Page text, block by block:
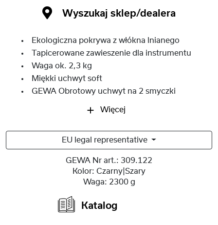
Wyszukaj sklep/dealera
Ekologiczna pokrywa z włókna lnianego
Tapicerowane zawieszenie dla instrumentu
Waga ok. 2,3 kg
Miękki uchwyt soft
GEWA Obrotowy uchwyt na 2 smyczki
Więcej
EU legal representative
GEWA Nr art.: 309.122
Kolor: Czarny|Szary
Waga: 2300 g
Katalog